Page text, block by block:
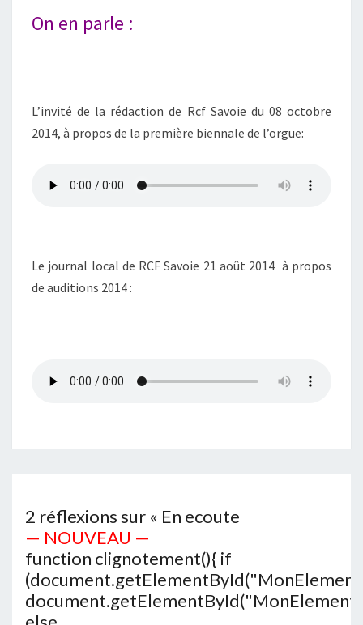
On en parle :
L’invité de la rédaction de Rcf Savoie du 08 octobre
2014, à propos de la première biennale de l’orgue:
Le journal local de RCF Savoie 21 août 2014 à propos
de auditions 2014 :
2 réflexions sur « En ecoute
— NOUVEAU —
function clignotement(){ if